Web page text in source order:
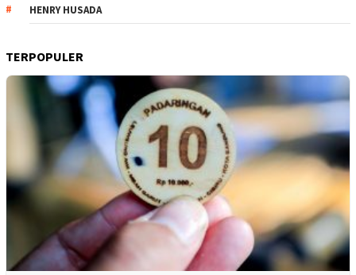
HENRY HUSADA
TERPOPULER